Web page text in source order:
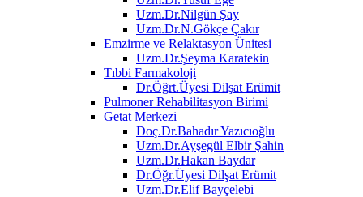
Uzm.Dr.Nilgün Şay
Uzm.Dr.N.Gökçe Çakır
Emzirme ve Relaktasyon Ünitesi
Uzm.Dr.Şeyma Karatekin
Tıbbi Farmakoloji
Dr.Öğrt.Üyesi Dilşat Erümit
Pulmoner Rehabilitasyon Birimi
Getat Merkezi
Doç.Dr.Bahadır Yazıcıoğlu
Uzm.Dr.Ayşegül Elbir Şahin
Uzm.Dr.Hakan Baydar
Dr.Öğr.Üyesi Dilşat Erümit
Uzm.Dr.Elif Bayçelebi